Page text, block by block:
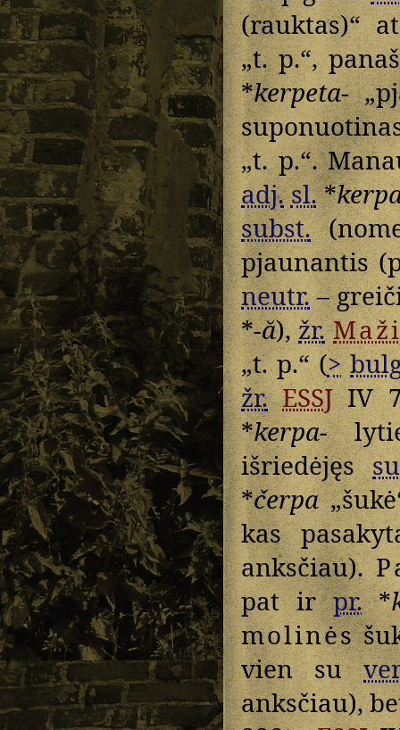
(rauktas)“
„t. p.“,
*kerpeta-
„t. p.“.
adj. sl.*
subst.
pjaunantis
neutr.–
*-ă),žr.
„t. p.“ (>
žr. ESSJIV
*kerpa-
išriedėjęs
*čerpa
kas
anksčiau).
pat irpr.*
molinės
vien su
anksčiau),